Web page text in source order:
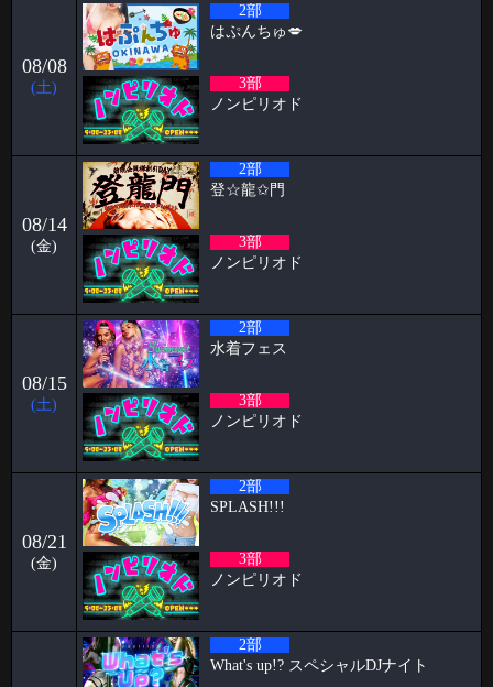
祝🎊🎊5周年🦋🦋と雨の日の公園
ハプニングバーのスタッフをやらせてもらってます！！ ケイタです🦋
いつもPapillon
2026-06-09
パンブログ「雨の日」
お久しぶりです！ スタッフのパンです！ やっと台風「チャンミー」が
去りましたね。
2026-06-03
🥳5月女子抽選🥳
🦋🉐女性様特典🉐🦋 🤩5月の抽選結果🤩 1等 4460 2等 11626 3等
7380 当選
2026-05-15
すずブログ🦋パピヨン週末イベント
お久しぶりです！ すずです🔔🔔🔔 いよいよ6月でPapillonは5周年を迎え
ます㊗️ い
2026-05-11
2026.06.26&27&28 Papillon 5th Anniversary
こんにちは、こんばんは、おはようございます。阿部乱丸です。
Papillonがオープンし、早
2026-05-04
🥳4月女子抽選🥳
🦋🉐女性様特典🉐🦋 🤩4月の抽選結果🤩 1等 12095 2等 14118 3等
586 当選
2026-04-01
🥳3月女子抽選🥳
08/08
(土)
2部
はぷんちゅ💋
3部
ノンピリオド
08/14
(金)
2部
登‪☆龍✩門
3部
ノンピリオド
08/15
(土)
2部
水着フェス
3部
ノンピリオド
08/21
(金)
2部
SPLASH!!!
3部
ノンピリオド
2部
What's up!? スペシャルDJナイト